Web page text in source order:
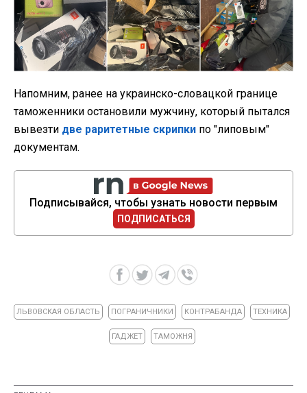
Напомним, ранее на украинско-словацкой границе
таможенники остановили мужчину, который пытался
вывезти две раритетные скрипки по "липовым"
документам.
Подписывайся, чтобы узнать новости первым
ПОДПИСАТЬСЯ
ЛЬВОВСКАЯ ОБЛАСТЬ ПОГРАНИЧНИКИ КОНТРАБАНДА ТЕХНИКА
ГАДЖЕТ ТАМОЖНЯ